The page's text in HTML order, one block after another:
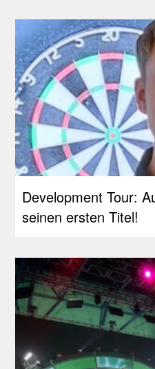
Development Tour:
seinen ersten Titel!